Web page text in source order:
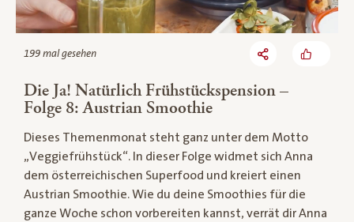
199 mal gesehen
Die Ja! Natürlich Frühstückspension –
Folge 8: Austrian Smoothie
Dieses Themenmonat steht ganz unter dem Motto
„Veggiefrühstück“. In dieser Folge widmet sich Anna
dem österreichischen Superfood und kreiert einen
Austrian Smoothie. Wie du deine Smoothies für die
ganze Woche schon vorbereiten kannst, verrät dir Anna